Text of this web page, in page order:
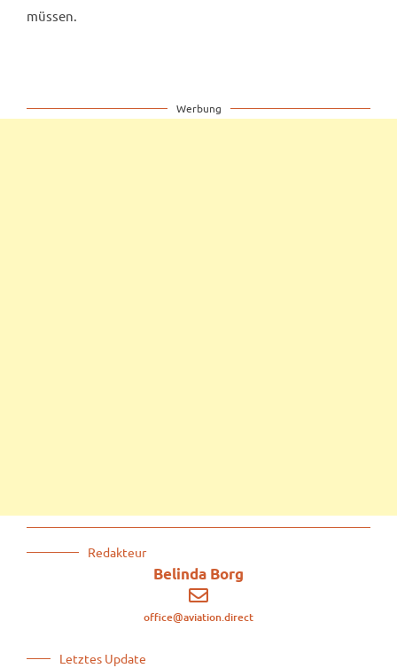
Redakteur
Belinda Borg
office@aviation.direct
Letztes Update
müssen.
Werbung